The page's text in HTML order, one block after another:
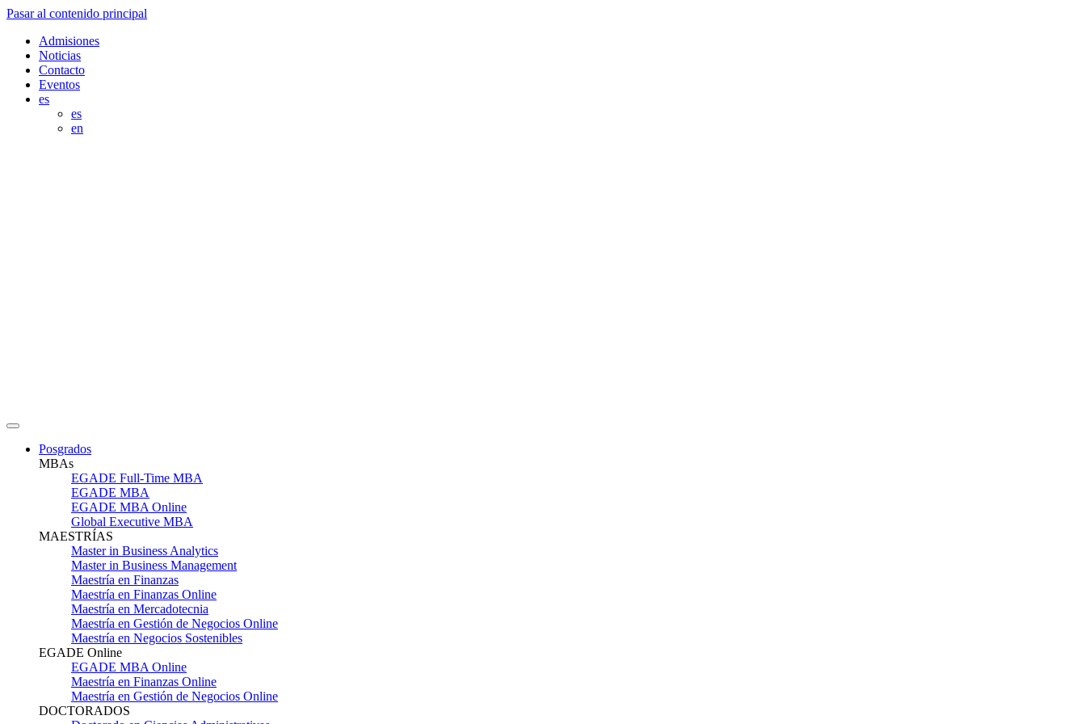
Pasar al contenido principal
Admisiones
Noticias
Contacto
Eventos
es
es
en
Posgrados
MBAs
EGADE Full-Time MBA
EGADE MBA
EGADE MBA Online
Global Executive MBA
MAESTRÍAS
Master in Business Analytics
Master in Business Management
Maestría en Finanzas
Maestría en Finanzas Online
Maestría en Mercadotecnia
Maestría en Gestión de Negocios Online
Maestría en Negocios Sostenibles
EGADE Online
EGADE MBA Online
Maestría en Finanzas Online
Maestría en Gestión de Negocios Online
DOCTORADOS